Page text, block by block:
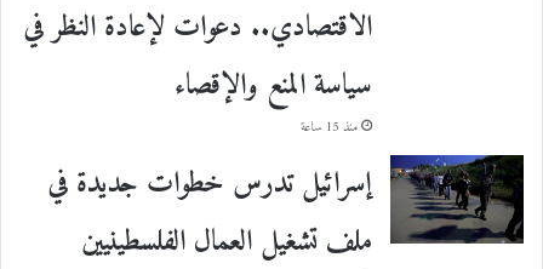
الاقتصادي.. دعوات لإعادة النظر في
سياسة المنع والإقصاء
منذ 15 ساعة
إسرائيل تدرس خطوات جديدة في
ملف تشغيل العمال الفلسطينيين